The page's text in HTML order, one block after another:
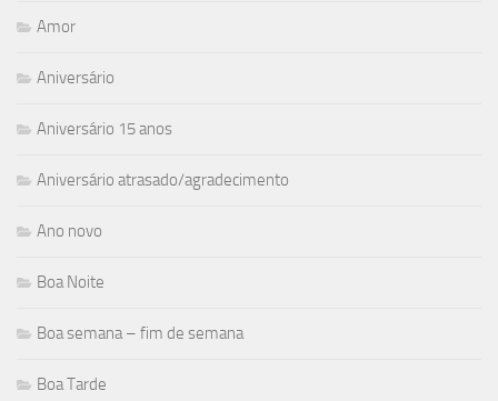
Amor
Aniversário
Aniversário 15 anos
Aniversário atrasado/agradecimento
Ano novo
Boa Noite
Boa semana – fim de semana
Boa Tarde